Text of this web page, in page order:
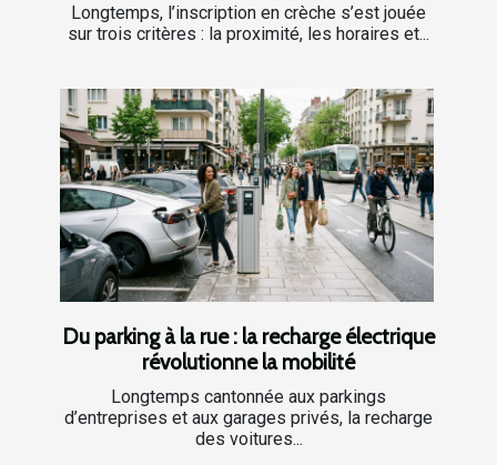
Longtemps, l’inscription en crèche s’est jouée
sur trois critères : la proximité, les horaires et...
Du parking à la rue : la recharge électrique
révolutionne la mobilité
Longtemps cantonnée aux parkings
d’entreprises et aux garages privés, la recharge
des voitures...